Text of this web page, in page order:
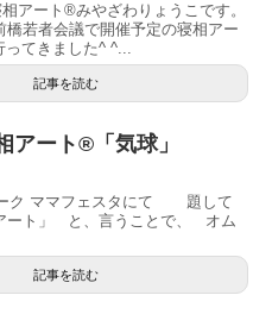
アート®︎みやざわりょうこです。
橋若者会議で開催予定の寝相アー
ってきました^ ^...
記事を読む
アート®「気球」
ク ママフェスタにて 題して
ート」 と、言うことで、 オム
記事を読む